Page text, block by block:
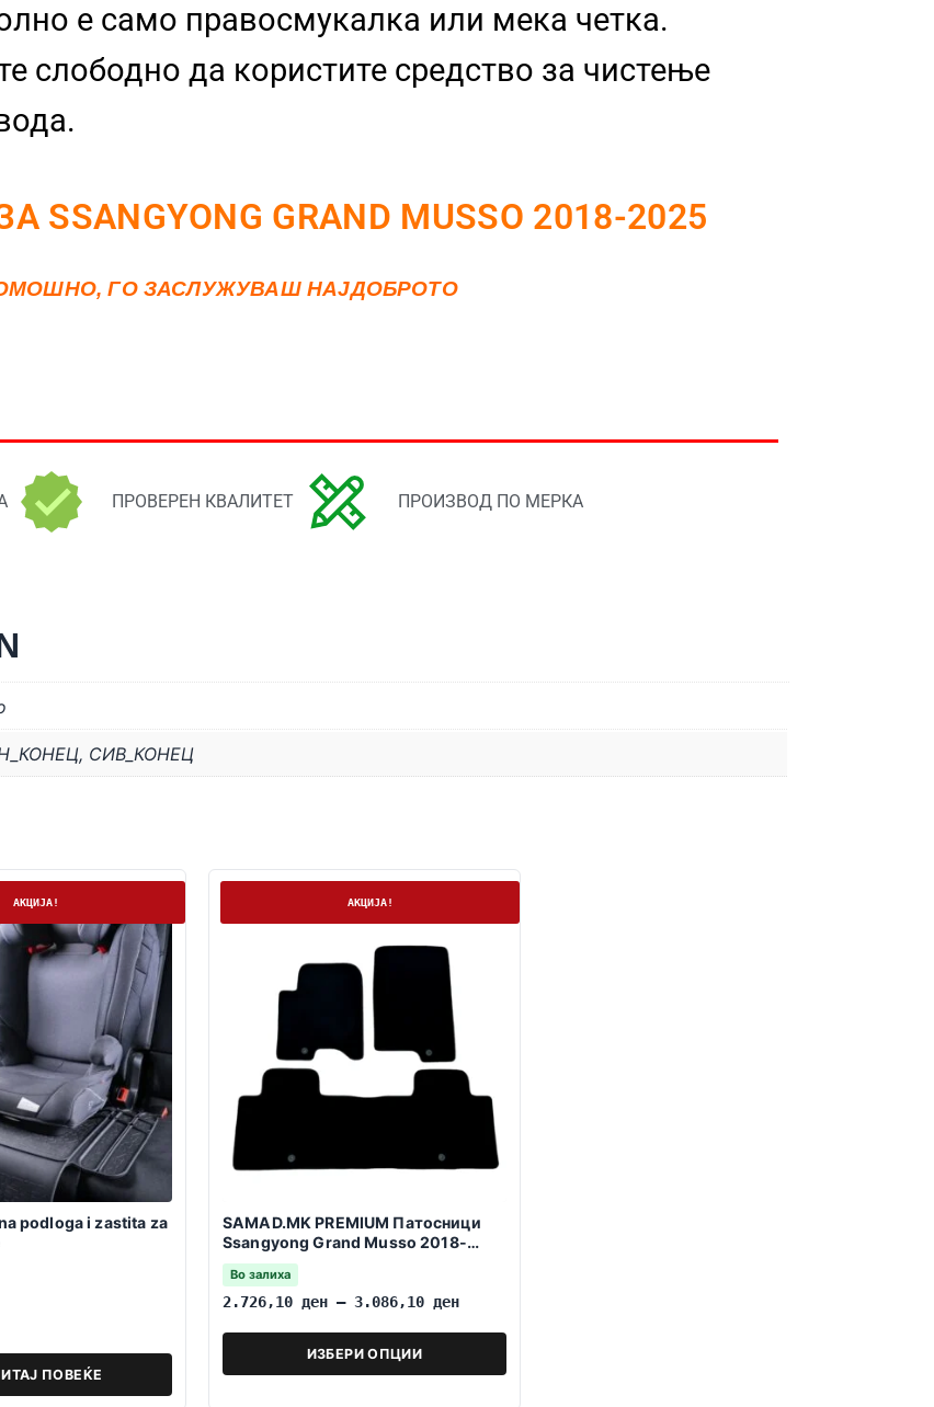
е само правосмукалка или мека четка.
слободно да користите средство за чистење
GRAND MUSSO 2018-2025
ГО ЗАСЛУЖУВАШ НАЈДОБРОТО
ПРОВЕРЕН КВАЛИТЕТ ПРОИЗВОД ПО МЕРКА
, СИВ_КОНЕЦ
АКЦИЈА!
podloga i zastita za
ПОВЕЌЕ
АКЦИЈА!
SAMAD.MK PREMIUM Патосници
Ssangyong Grand Musso 2018-
2025
Во залиха
2.726,10 ден – 3.086,10 ден
ИЗБЕРИ ОПЦИИ